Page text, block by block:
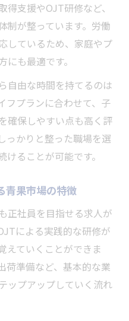
支援やOJT研修など、
制が整っています。労働
しているため、家庭やプ
も最適です。
自由な時間を持てるのは
フプランに合わせて、子
確保しやすい点も高く評
っかりと整った職場を選
ることが可能です。
青果市場の特徴
正社員を目指せる求人が
による実践的な研修が
えていくことができま
荷準備など、基本的な業
ップアップしていく流れ